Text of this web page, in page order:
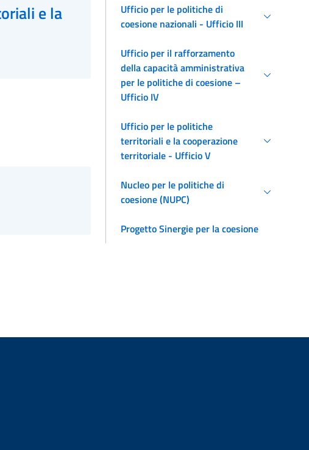
e la
Ufficio per le politiche di
coesione nazionali - Ufficio III
Ufficio per il rafforzamento
della capacità amministrativa
per le politiche di coesione –
Ufficio IV
Ufficio per le politiche
territoriali e la cooperazione
territoriale - Ufficio V
Nucleo per le politiche di
coesione (NUPC)
Progetto Sinergie per la coesione